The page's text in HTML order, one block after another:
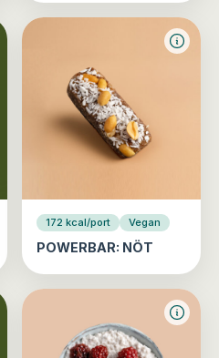
172 kcal/port Vegan
POWERBAR: NÖT